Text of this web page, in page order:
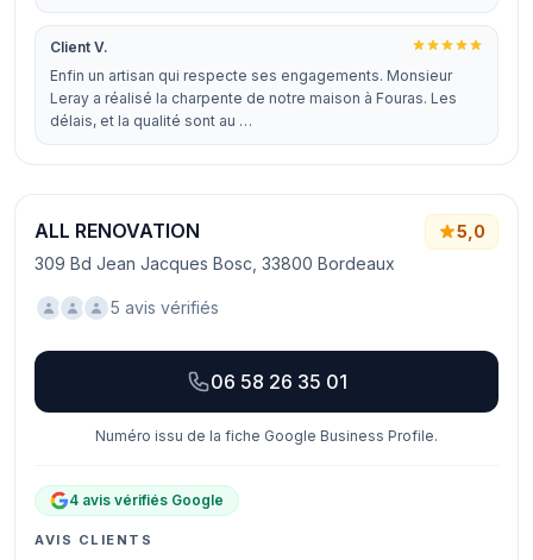
Client V.
Enfin un artisan qui respecte ses engagements. Monsieur
Leray a réalisé la charpente de notre maison à Fouras. Les
délais, et la qualité sont au …
ALL RENOVATION
309 Bd Jean Jacques Bosc, 33800 Bordeaux
5,0
5 avis vérifiés
06 58 26 35 01
Numéro issu de la fiche Google Business Profile.
4 avis vérifiés Google
AVIS CLIENTS